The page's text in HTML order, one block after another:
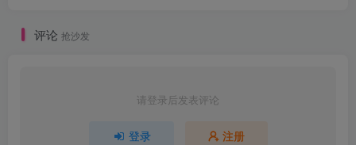
评论 抢沙发
请登录后发表评论
登录 注册